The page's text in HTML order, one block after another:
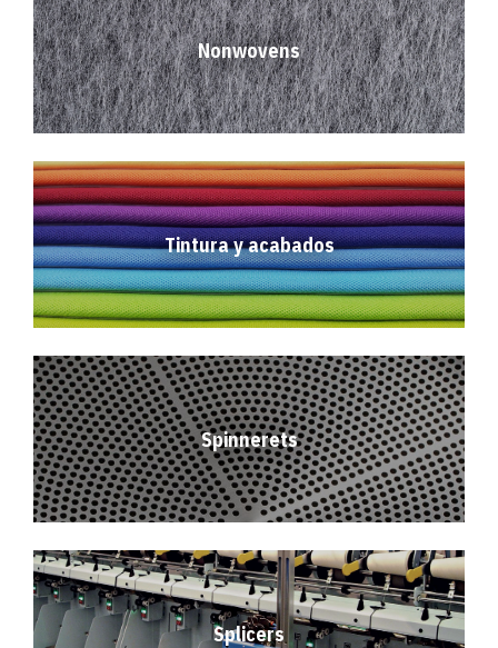
Nonwovens
Tintura y acabados
Spinnerets
Splicers